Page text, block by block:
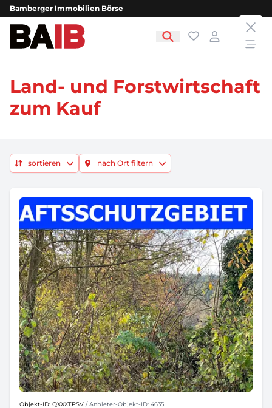
Bamberger Immobilien Börse
Bamberger Immobilien Börse Favoriten
Login
Land- und Forstwirtschaft
zum Kauf
sortieren nach Ort filtern
Objekt-ID: QXXXTPSV / Anbieter-Objekt-ID: 4635